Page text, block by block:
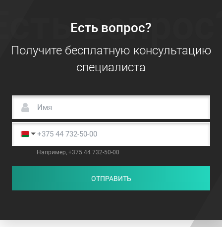
Есть вопрос?
Получите бесплатную консультацию
специалиста
Например, +375 44 732-50-00
ОТПРАВИТЬ